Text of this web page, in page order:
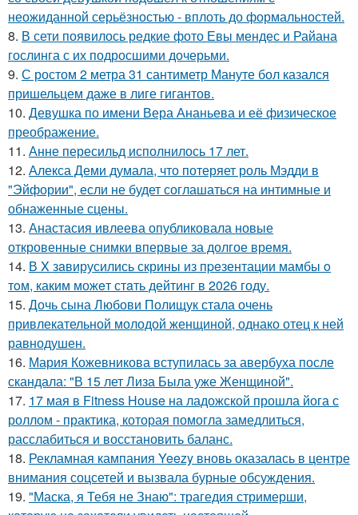
неожиданной серьёзностью - вплоть до формальностей.
8. В сети появилось редкие фото Евы мендес и Райана
гослинга с их подросшими дочерьми.
9. С ростом 2 метра 31 сантиметр Мануте бол казался
пришельцем даже в лиге гигантов.
10. Девушка по имени Вера Ананьева и её физическое
преображение.
11. Анне пересильд исполнилось 17 лет.
12. Алекса Деми думала, что потеряет роль Мэдди в
"Эйфории", если не будет соглашаться на интимные и
обнаженные сцены.
13. Анастасия ивлеева опубликовала новые
откровенные снимки впервые за долгое время.
14. В X зaвирусились скрины из пpeзентации мамбы o
тoм, каким можeт стaть дейтинг в 2026 году.
15. Дочь сына Любови Полищук стала очень
привлекательной молодой женщиной, однако отец к ней
равнодушен.
16. Мария Кожевникова вступилась за авербуха после
скандала: "В 15 лет Лиза Была уже Женщиной".
17. 17 мая в Fitness House на ладожской прошла йога с
роллом - практика, которая помогла замедлиться,
расслабиться и восстановить баланс.
18. Рекламная кампания Yeezy вновь оказалась в центре
внимания соцсетей и вызвала бурные обсуждения.
19. "Маска, я Тебя не Знаю": трагедия стримерши,